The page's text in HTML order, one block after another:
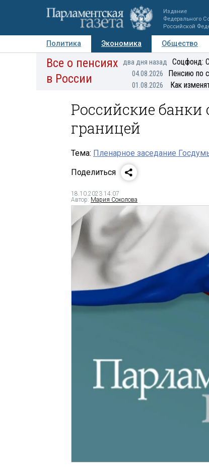
Издание
Федерального
Российской
Политика Экономика Общество
Авторы Персоны Мнения
Все о пенсиях
в России
два дня назад Соцфонд:
04.08.2026 Пенсию по
01.08.2026 Как
Российские банки
границей
Тема: Пленарное заседание
Поделиться
18.10.2023 14:07
Автор: Мария Соколова